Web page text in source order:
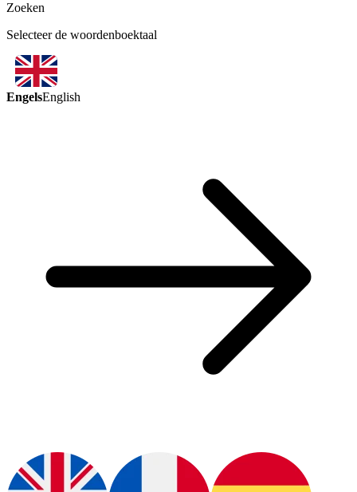
Zoeken
Selecteer de woordenboektaal
EngelsEnglish